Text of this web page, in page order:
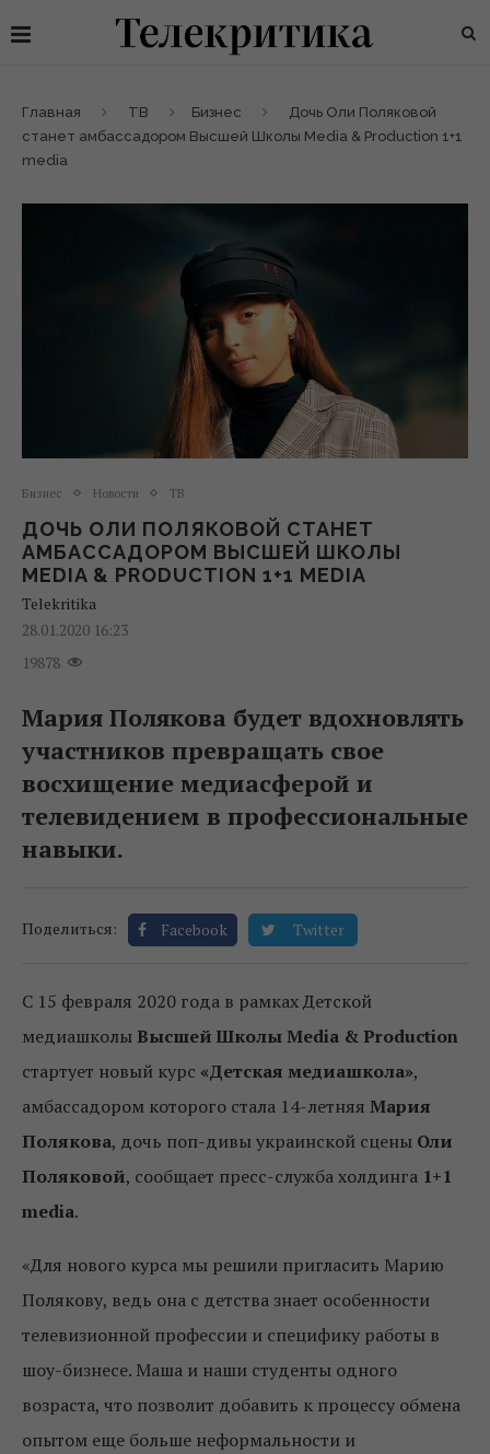
Главная ТВ Бизнес
Дочь Оли Поляковой
станет амбассадором Высшей Школы Media & Production 1+1
media
Бизнес Новости ТВ
ДОЧЬ ОЛИ ПОЛЯКОВОЙ СТАНЕТ
АМБАССАДОРОМ ВЫСШЕЙ ШКОЛЫ
MEDIA & PRODUCTION 1+1 MEDIA
Telekritika
28.01.2020 16:23
19878
Мария Полякова будет вдохновлять
участников превращать свое
восхищение медиасферой и
телевидением в профессиональные
навыки.
Поделиться: Facebook Twitter
С 15 февраля 2020 года в рамках Детской
медиашколы Высшей Школы Media & Production
стартует новый курс «Детская медиашкола»,
амбассадором которого стала 14-летняя Мария
Полякова, дочь поп-дивы украинской сцены Оли
Поляковой, сообщает пресс-служба холдинга 1+1
media.
«Для нового курса мы решили пригласить Марию
Полякову, ведь она с детства знает особенности
телевизионной профессии и специфику работы в
шоу-бизнесе. Маша и наши студенты одного
возраста, что позволит добавить к процессу обмена
опытом еще больше неформальности и